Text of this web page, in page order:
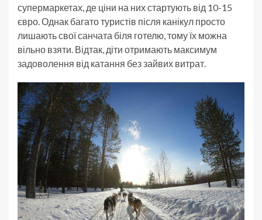
супермаркетах, де ціни на них стартують від 10-15
євро. Однак багато туристів після канікул просто
лишають свої санчата біля готелю, тому їх можна
вільно взяти. Відтак, діти отримають максимум
задоволення від катання без зайвих витрат.